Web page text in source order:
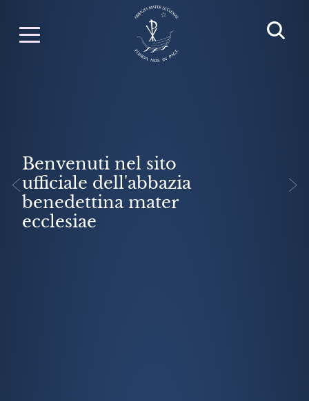
Benvenuti nel sito
ufficiale dell'abbazia
benedettina mater
ecclesiae
>
<